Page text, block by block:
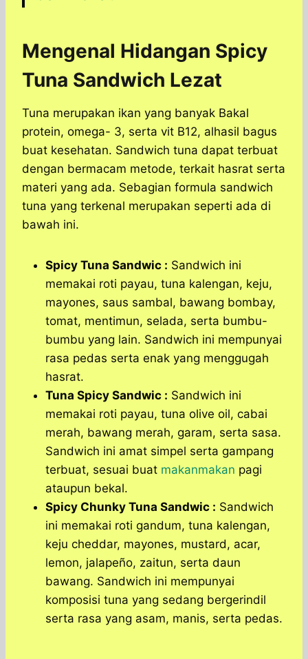
Mengenal Hidangan Spicy
Tuna Sandwich Lezat
Tuna merupakan ikan yang banyak Bakal
protein, omega- 3, serta vit B12, alhasil bagus
buat kesehatan. Sandwich tuna dapat terbuat
dengan bermacam metode, terkait hasrat serta
materi yang ada. Sebagian formula sandwich
tuna yang terkenal merupakan seperti ada di
bawah ini.
Spicy Tuna Sandwic : Sandwich ini
memakai roti payau, tuna kalengan, keju,
mayones, saus sambal, bawang bombay,
tomat, mentimun, selada, serta bumbu-
bumbu yang lain. Sandwich ini mempunyai
rasa pedas serta enak yang menggugah
hasrat.
Tuna Spicy Sandwic : Sandwich ini
memakai roti payau, tuna olive oil, cabai
merah, bawang merah, garam, serta sasa.
Sandwich ini amat simpel serta gampang
terbuat, sesuai buat makanmakan pagi
ataupun bekal.
Spicy Chunky Tuna Sandwic : Sandwich
ini memakai roti gandum, tuna kalengan,
keju cheddar, mayones, mustard, acar,
lemon, jalapeño, zaitun, serta daun
bawang. Sandwich ini mempunyai
komposisi tuna yang sedang bergerindil
serta rasa yang asam, manis, serta pedas.